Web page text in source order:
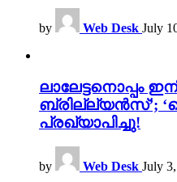
by Web Desk July
ലാലേട്ടനൊപ്പം
ബ്രില്ല്യൻസ്’;
പ്രഖ്യാപിച്ചു!
by Web Desk July